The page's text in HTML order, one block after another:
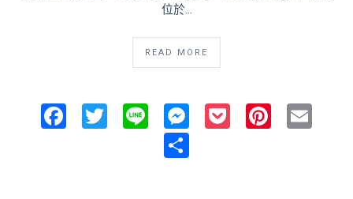
位於…
READ MORE
Facebook
Twitter
Line Messenger
Pocket